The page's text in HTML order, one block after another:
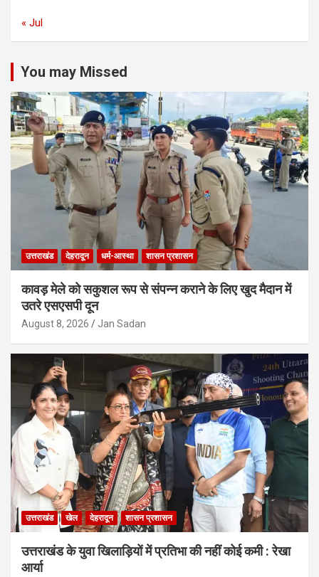
« Jul
You may Missed
उत्तराखंड देहरादून धर्म-आस्था शासन प्रशासन
कावड़ मेले को सकुशल रूप से संपन्न कराने के लिए खुद मैदान में
उतरे एसएसपी दून
August 8, 2026 Jan Sadan
उत्तराखंड खेल देहरादून शासन प्रशासन
उत्तराखंड के युवा खिलाड़ियों में प्रतिभा की नहीं कोई कमी : रेखा
आर्या